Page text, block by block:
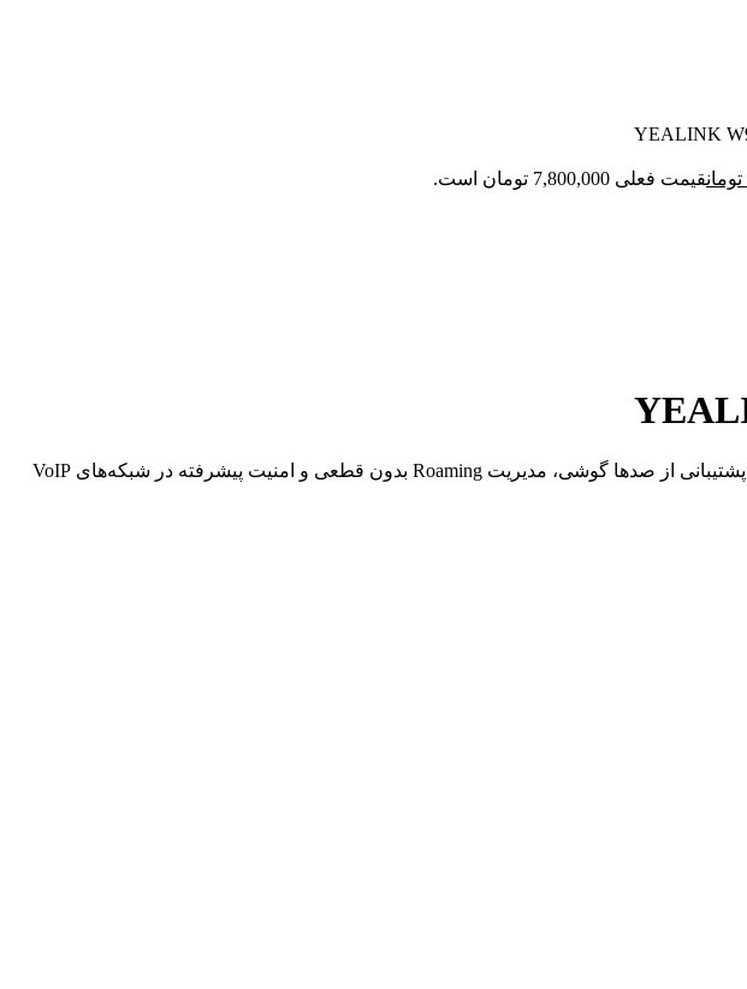
تومانقیمت فعلی 7,800,000 تومان است.
دکت مرکزی Yealink W90DM هسته اصلی سیستم‌های چندسلولی یالینک برای مدیریت یکپارچه پایه‌های W90B، پشتیبانی از صدها گوشی، مدیریت Roaming بدون قطعی و امنیت پیشرفته در شبکه‌های VoIP